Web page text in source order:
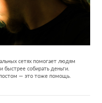
сетях помогает людям
быстрее собирать деньги.
— это тоже помощь.